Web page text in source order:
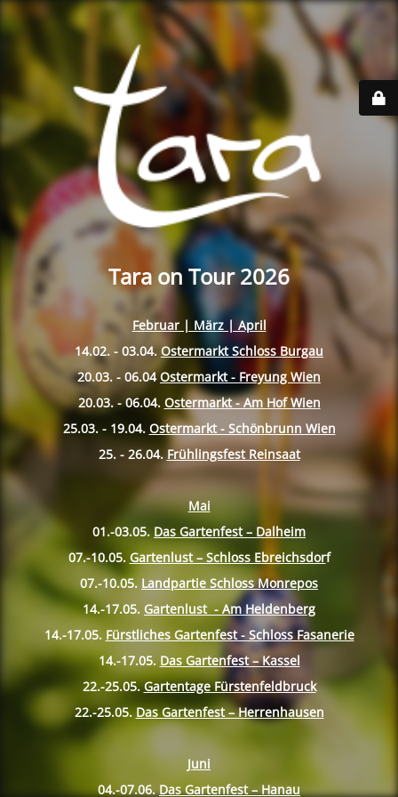
Tara on Tour 2026
Februar | März | April
14.02. - 03.04. Ostermarkt Schloss Burgau
20.03. - 06.04 Ostermarkt - Freyung Wien
20.03. - 06.04. Ostermarkt - Am Hof Wien
25.03. - 19.04. Ostermarkt - Schönbrunn Wien
25. - 26.04. Frühlingsfest Reinsaat
Mai
01.-03.05. Das Gartenfest – Dalheim
07.-10.05. Gartenlust – Schloss Ebreichsdorf
07.-10.05. Landpartie Schloss Monrepos
14.-17.05. Gartenlust - Am Heldenberg
14.-17.05. Fürstliches Gartenfest - Schloss Fasanerie
14.-17.05. Das Gartenfest – Kassel
22.-25.05. Gartentage Fürstenfeldbruck
22.-25.05. Das Gartenfest – Herrenhausen
Juni
04.-07.06. Das Gartenfest – Hanau